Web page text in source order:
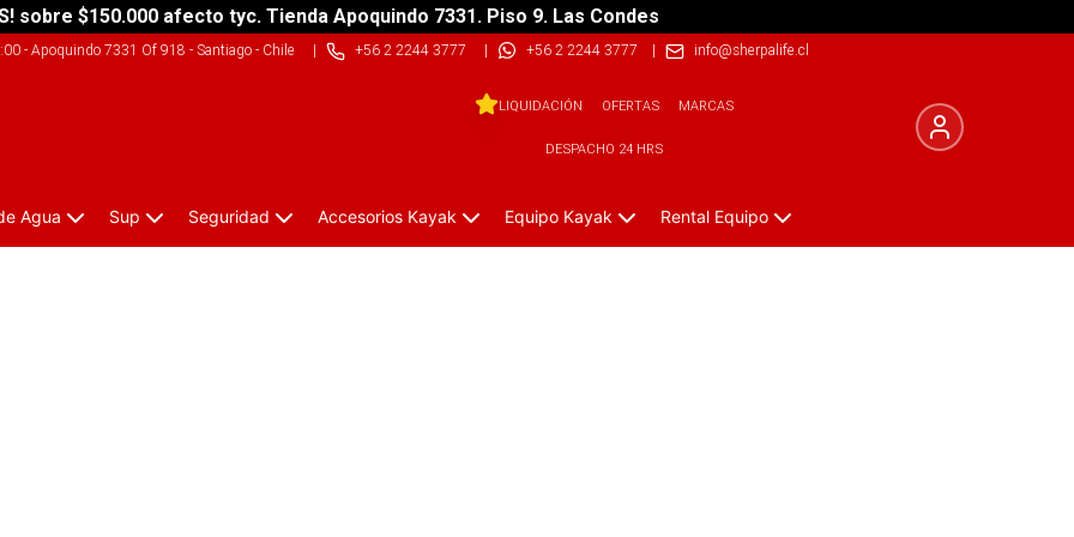
sobre $150.000 afecto tyc. Tienda Apoquindo 7331. Piso 9. Las Condes
- Apoquindo 7331 Of 918 - Santiago - Chile| +56 2 2244 3777 | +56 2 2244 3777 | info@sherpalife.cl
LIQUIDACIÓN OFERTAS MARCAS
DESPACHO 24 HRS
Agua Sup Seguridad Accesorios Kayak Equipo Kayak Rental Equipo